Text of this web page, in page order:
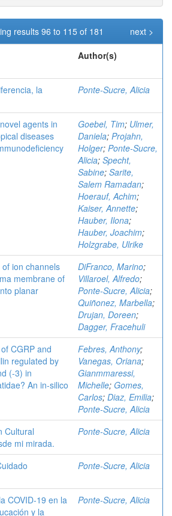
results 96 to 115 of 181
next >
Author(s)
la
Ponte-Sucre, Alicia
agents in
diseases
Goebel, Tim; Ulmer,
Daniela; Projahn,
Holger; Ponte-Sucre,
Alicia; Specht,
Sabine; Sarite,
Salem Ramadan;
Hoerauf, Achim;
Kaiser, Annette;
Hauber, Ilona;
Hauber, Joachim;
Holzgrabe, Ulrike
ion channels
membrane of
planar
DiFranco, Marino;
Villaroel, Alfredo;
Ponte-Sucre, Alicia;
Quiñonez, Marbella;
Drujan, Doreen;
Dagger, Fracehuli
CGRP and
regulated by
(-3) in
An in-silico
Febres, Anthony;
Vanegas, Oriana;
Gianmmaressi,
Michelle; Gomes,
Carlos; Diaz, Emilia;
Ponte-Sucre, Alicia
Cultural
mi mirada.
Ponte-Sucre, Alicia
Ponte-Sucre, Alicia
COVID-19 en la
y la
Ponte-Sucre, Alicia